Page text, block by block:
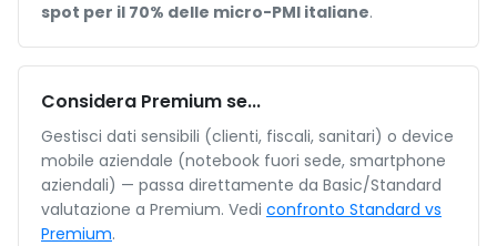
spot per il 70% delle micro-PMI italiane.
Considera Premium se...
Gestisci dati sensibili (clienti, fiscali, sanitari) o device
mobile aziendale (notebook fuori sede, smartphone
aziendali) — passa direttamente da Basic/Standard
valutazione a Premium. Vedi confronto Standard vs
Premium.